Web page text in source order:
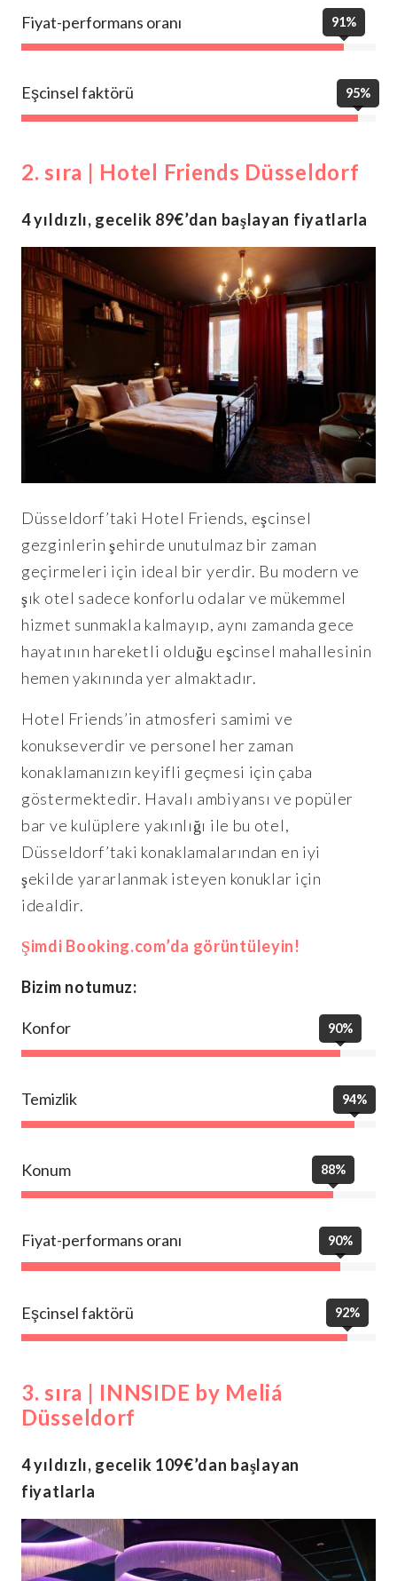
Fiyat-performans oranı 91%
Eşcinsel faktörü 95%
2. sıra | Hotel Friends Düsseldorf
4 yıldızlı, gecelik 89€’dan başlayan fiyatlarla
Düsseldorf’taki Hotel Friends, eşcinsel
gezginlerin şehirde unutulmaz bir zaman
geçirmeleri için ideal bir yerdir. Bu modern ve
şık otel sadece konforlu odalar ve mükemmel
hizmet sunmakla kalmayıp, aynı zamanda gece
hayatının hareketli olduğu eşcinsel mahallesinin
hemen yakınında yer almaktadır.
Hotel Friends’in atmosferi samimi ve
konukseverdir ve personel her zaman
konaklamanızın keyifli geçmesi için çaba
göstermektedir. Havalı ambiyansı ve popüler
bar ve kulüplere yakınlığı ile bu otel,
Düsseldorf’taki konaklamalarından en iyi
şekilde yararlanmak isteyen konuklar için
idealdir.
Şimdi Booking.com’da görüntüleyin!
Bizim notumuz:
Konfor 90%
Temizlik 94%
Konum 88%
Fiyat-performans oranı 90%
Eşcinsel faktörü 92%
3. sıra | INNSIDE by Meliá
Düsseldorf
4 yıldızlı, gecelik 109€’dan başlayan
fiyatlarla